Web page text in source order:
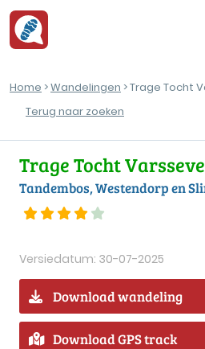
Home >Wandelingen > Trage Tocht
Terug naar zoeken
Trage Tocht
Tandembos, Westendorp en
Versiedatum: 30-07-2025
Download wandeling
Download GPS track